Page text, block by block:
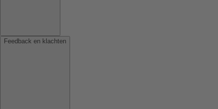
Feedback en klachten